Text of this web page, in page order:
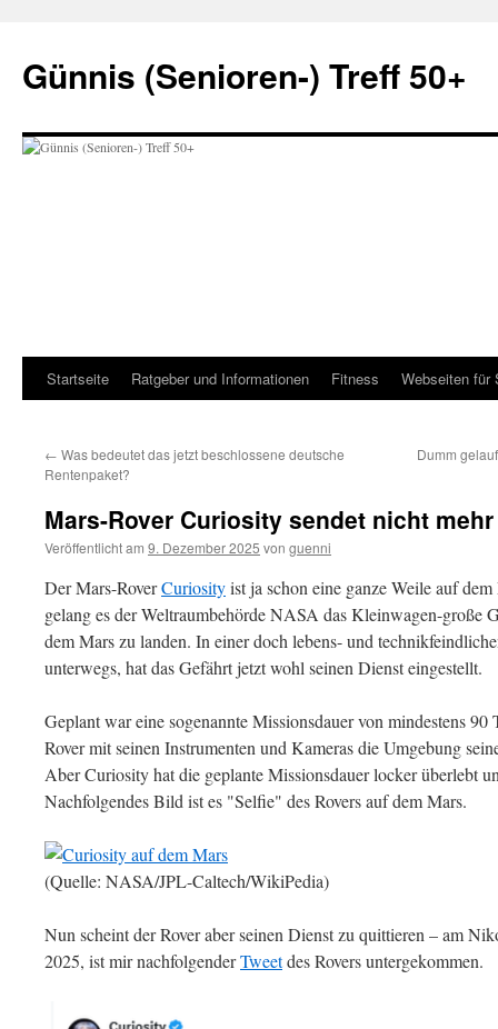
springen
Günnis (Senioren-) Treff 50+
Startseite Ratgeber und Informationen Fitness Webseiten für
← Was bedeutet das jetzt beschlossene deutsche
Rentenpaket?
Dumm
Mars-Rover Curiosity sendet nicht
Veröffentlicht am 9. Dezember 2025 von guenni
Der Mars-RoverCuriosityist ja schon eine ganze Weile auf
gelang es der Weltraumbehörde NASA das Kleinwagen-große
dem Mars zu landen. In einer doch lebens- und
unterwegs, hat das Gefährt jetzt wohl seinen Dienst eingestellt.
Geplant war eine sogenannte Missionsdauer von mindestens 90
Rover mit seinen Instrumenten und Kameras die Umgebung
Aber Curiosity hat die geplante Missionsdauer locker überlebt
Nachfolgendes Bild ist es "Selfie" des Rovers auf dem Mars.
(Quelle: NASA/JPL-Caltech/WikiPedia)
Nun scheint der Rover aber seinen Dienst zu quittieren – am
2025, ist mir nachfolgenderTweetdes Rovers untergekommen.